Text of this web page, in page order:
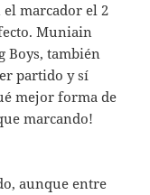
marcador el 2
Muniain
Boys, también
partido y sí
mejor forma de
marcando!
aunque entre